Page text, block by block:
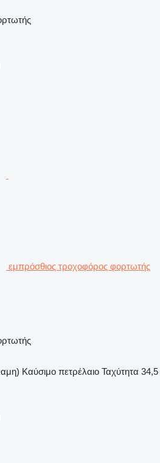
εμπρόσθιος τροχοφόρος φορτωτής
Καύσιμο πετρέλαιο Ταχύτητα 34,5